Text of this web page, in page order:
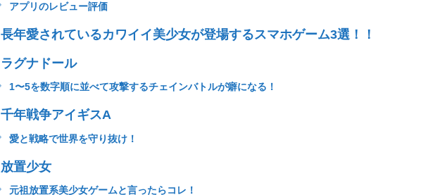
アプリのレビュー評価
長年愛されているカワイイ美少女が登場するスマホゲーム3選！！
ラグナドール
1〜5を数字順に並べて攻撃するチェインバトルが癖になる！
千年戦争アイギスA
愛と戦略で世界を守り抜け！
放置少女
元祖放置系美少女ゲームと言ったらコレ！